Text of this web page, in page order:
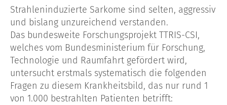
Strahleninduzierte Sarkome sind selten, aggressiv
und bislang unzureichend verstanden.
Das bundesweite Forschungsprojekt TTRIS-CSI,
welches vom Bundesministerium für Forschung,
Technologie und Raumfahrt gefördert wird,
untersucht erstmals systematisch die folgenden
Fragen zu diesem Krankheitsbild, das nur rund 1
von 1.000 bestrahlten Patienten betrifft: